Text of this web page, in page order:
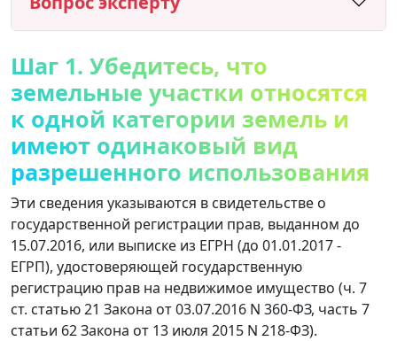
Шаг 1. Убедитесь, что
земельные участки относятся
к одной категории земель и
имеют одинаковый вид
разрешенного использования
Эти сведения указываются в свидетельстве о
государственной регистрации прав, выданном до
15.07.2016, или выписке из ЕГРН (до 01.01.2017 -
ЕГРП), удостоверяющей государственную
регистрацию прав на недвижимое имущество (ч. 7
ст. статью 21 Закона от 03.07.2016 N 360-ФЗ, часть 7
статьи 62 Закона от 13 июля 2015 N 218-ФЗ).